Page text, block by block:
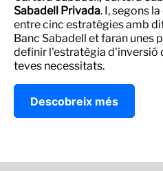
Sabadell Privada. I, segons
entre cinc estratègies amb
Banc Sabadell et faran unes
definir l'estratègia d'inversió
teves necessitats.
Descobreix més